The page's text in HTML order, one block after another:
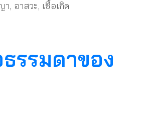
า, อาสวะ, เชื้อเกิด
ธรรมดาของ